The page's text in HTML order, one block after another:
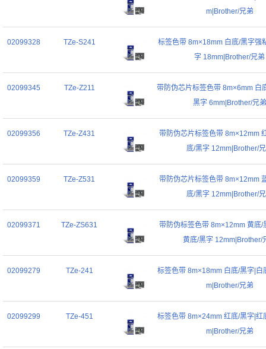
m|Brother/兄弟
02099328 TZe-S241
标签色带 8m×18mm 白底/黑字强
字 18mm|Brother/兄弟
02099345 TZe-Z211
带防伪芯片标签色带 8m×6mm 白
黑字 6mm|Brother/兄弟
02099356 TZe-Z431
带防伪芯片标签色带 8m×12mm
底/黑字 12mm|Brother/
02099359 TZe-Z531
带防伪芯片标签色带 8m×12mm
底/黑字 12mm|Brother/
02099371 TZe-ZS631
带防伪标签色带 8m×12mm 黄底/
黄底/黑字 12mm|Brother/
02099279 TZe-241
标签色带 8m×18mm 白底/黑字|白
m|Brother/兄弟
02099299 TZe-451
标签色带 8m×24mm 红底/黑字|红
m|Brother/兄弟